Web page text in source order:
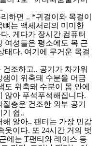
하면 .. *귀걸이와 목걸이
뼈는 액세서리의 미미한
. 게다가 장시간 컴퓨터
여성들은 평소에도 목 근
태다. 여기에 무거운 목걸
건조하고.. 공기가 차가워
샘이 위축돼 수분을 머금
도 위축돼 수분이 몸 안에
않아 푸석푸석해집니다.
층은 건조한 외부 공기
기 쉽..
해 알아.. 팬티는 가장 민감
옷이다. 또 24시간 거의 벗
에는 T팬티와 레이스 등